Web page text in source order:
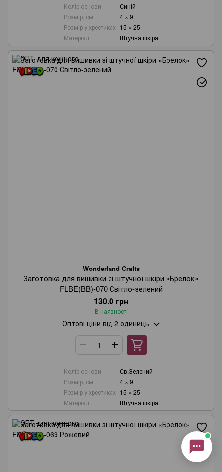
Колір основи
Синій
Розмір, см
4 × 9
Розмір у хрестиках 15 × 25
Матеріал
Штучна шкіра
Wonderland Crafts
Заготовка для вишивки зі штучної шкіри «Брелок»
FLBE(BB)-070 Світло-зелений
130.0 грн
В наявності
Оптові ціни від 2 одиниць
Колір основи
Св.Зелений
Розмір, см
4 × 9
Розмір у хрестиках 15 × 25
Матеріал
Штучна шкіра
Маєте запитання?
Ми завжди раді допомогти!
Наші години роботи:
з понеділка по п’ятницю,
(Субота–Неділя — вихідні)
Будь ласка, оберіть зручний канал